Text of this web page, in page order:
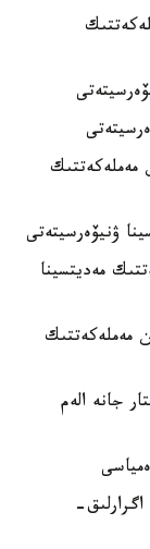
مەملەكەتتىك
ۋنيۆەرسيتەتى
مەديتسينا
مەملەكەتتىك
جانە الەم